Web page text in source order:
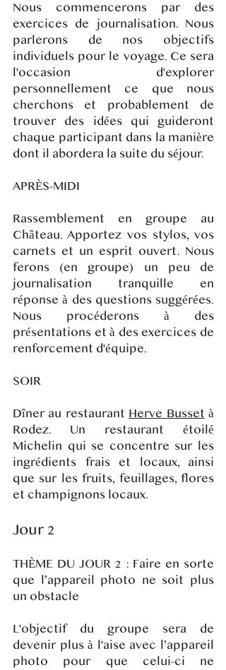
Nous commencerons par des
exercices de journalisation. Nous
parlerons de nos objectifs
individuels pour le voyage. Ce sera
l'occasion d'explorer
personnellement ce que nous
cherchons et probablement de
trouver des idées qui guideront
chaque participant dans la manière
dont il abordera la suite du séjour.
APRÈS-MIDI
Rassemblement en groupe au
Château. Apportez vos stylos, vos
carnets et un esprit ouvert. Nous
ferons (en groupe) un peu de
journalisation tranquille en
réponse à des questions suggérées.
Nous procéderons à des
présentations et à des exercices de
renforcement d'équipe.
SOIR
Dîner au restaurant Herve Busset à
Rodez. Un restaurant étoilé
Michelin qui se concentre sur les
ingrédients frais et locaux, ainsi
que sur les fruits, feuillages, flores
et champignons locaux.
Jour 2
THÈME DU JOUR 2 : Faire en sorte
que l’appareil photo ne soit plus
un obstacle
L'objectif du groupe sera de
devenir plus à l'aise avec l’appareil
photo pour que celui-ci ne